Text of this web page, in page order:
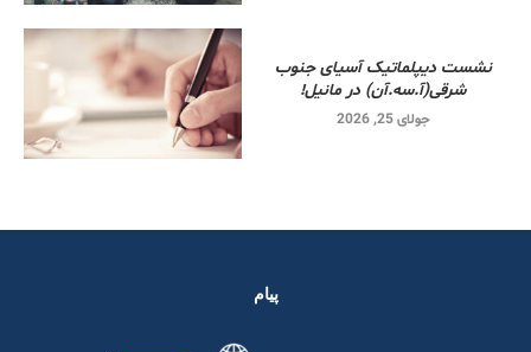
نشست دیپلماتیک آسیای جنوب
شرقی‌(آ.سه.آن) در مانیل!
جولای 25, 2026
پیام